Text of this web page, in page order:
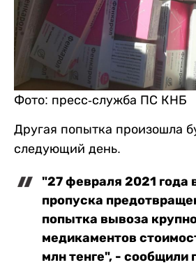
Фото: пресс-служба ПС КНБ
Другая попытка произошла
следующий день.
"27 февраля 2021 года
пропуска
попытка вывоза
медикаментов
млн тенге", - сообщили